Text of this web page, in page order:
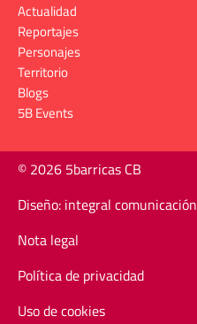
Actualidad
Reportajes
Personajes
Territorio
Blogs
5B Events
© 2026 5barricas CB
Diseño: integral comunicación
Nota legal
Política de privacidad
Uso de cookies